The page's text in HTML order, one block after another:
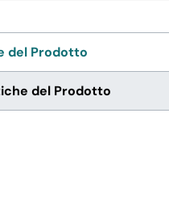
del Prodotto
del Prodotto